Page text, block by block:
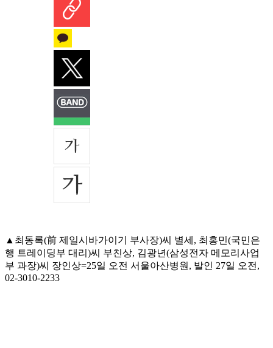
▲최동록(前 제일시바가이기 부사장)씨 별세, 최홍민(국민은
행 트레이딩부 대리)씨 부친상, 김광년(삼성전자 메모리사업
부 과장)씨 장인상=25일 오전 서울아산병원, 발인 27일 오전,
02-3010-2233